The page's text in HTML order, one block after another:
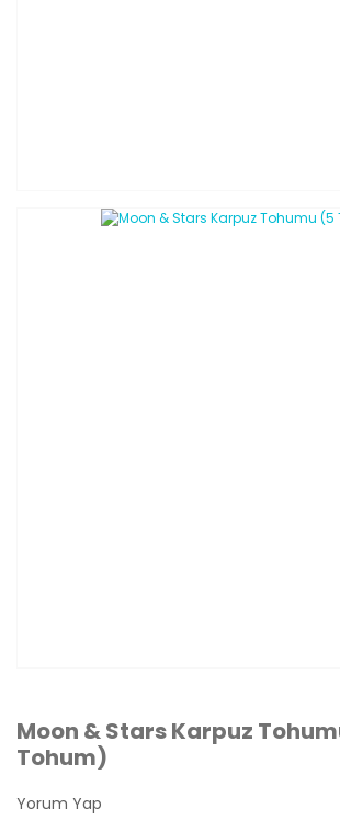
Moon & Stars Karpuz
Tohum)
Yorum Yap